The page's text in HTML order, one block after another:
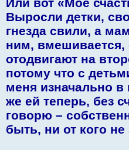
Или вот «Мое
Выросли детки,
гнезда свили, а
ним, вмешивается,
отодвигают на
потому что с
меня изначально в
же ей теперь, без
говорю –
быть, ни от кого